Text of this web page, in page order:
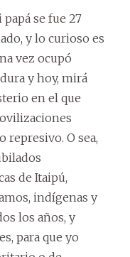
se fue 27
y lo curioso es
vez ocupó
y hoy, mirá
en el que
represivo. O sea,
de Itaipú,
indígenas y
los años, y
para que yo